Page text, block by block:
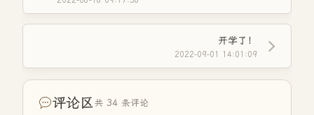
开学了！
2022-09-01 14:01:09
评论区共 34 条评论